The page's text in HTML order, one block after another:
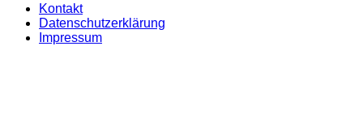
Kontakt
Datenschutzerklärung
Impressum